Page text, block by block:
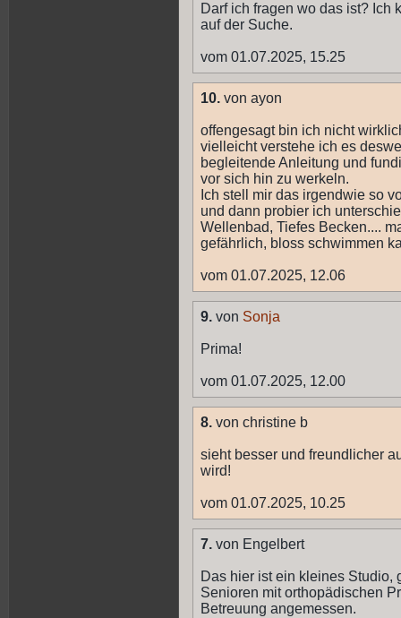
Darf ich fragen wo das ist? Ich
auf der Suche.
vom 01.07.2025, 15.25
10. von ayon
offengesagt bin ich nicht
vielleicht verstehe ich es
begleitende Anleitung und
vor sich hin zu werkeln.
Ich stell mir das irgendwie so
und dann probier ich
Wellenbad, Tiefes Becken....
gefährlich, bloss schwimmen
vom 01.07.2025, 12.06
9. von Sonja
Prima!
vom 01.07.2025, 12.00
8. von christine b
sieht besser und freundlicher
wird!
vom 01.07.2025, 10.25
7. von Engelbert
Das hier ist ein kleines Studio,
Senioren mit orthopädischen
Betreuung angemessen.